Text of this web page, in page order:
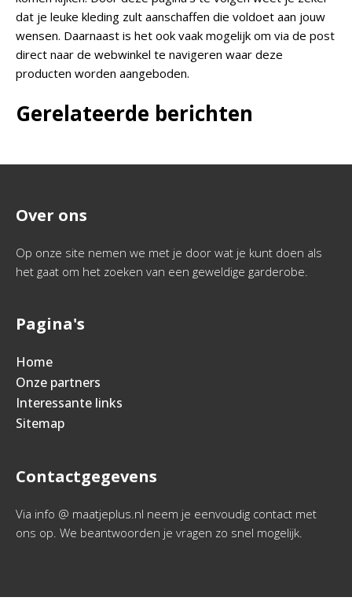
dat je leuke kleding zult aanschaffen die voldoet aan jouw
wensen. Daarnaast is het ook vaak mogelijk om via de post
direct naar de webwinkel te navigeren waar deze
producten worden aangeboden.
Gerelateerde berichten
Over ons
Op onze site nemen we met je door wat je kunt doen als
het gaat om het zoeken van een geweldige garderobe.
Pagina's
Home
Onze partners
Interessante links
Sitemap
Contactgegevens
Via info @ maatjeplus.nl neem je eenvoudig contact met
ons op. We beantwoorden je vragen zo snel mogelijk.